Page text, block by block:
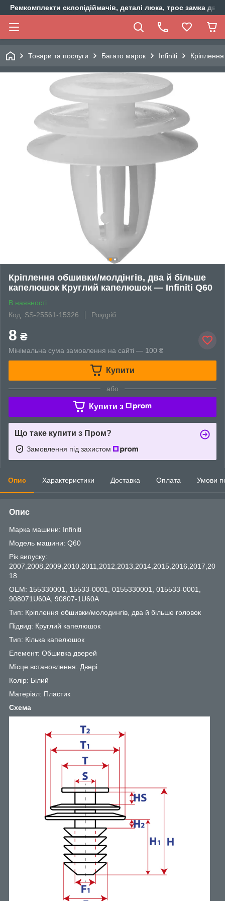
Ремкомплекти склопідіймачів, деталі люка, трос замка
Товари та послуги Багато марок Infiniti
Кріплення обшивки/молдінгів, два й більше
капелюшок Круглий капелюшок — Infiniti Q60
В наявності
Код: SS-25561-15326
Роздріб
8 ₴
Мінімальна сума замовлення на сайті — 100 ₴
Купити
або
Купити з
Що таке купити з Пром?
Замовлення під захистом
Опис Характеристики Доставка Оплата Умови
Опис
Марка машини: Infiniti
Модель машини: Q60
Рік випуску:
2007,2008,2009,2010,2011,2012,2013,2014,2015,2016,2017,20
18
OEM: 155330001, 15533-0001, 0155330001, 015533-0001,
908071U60A, 90807-1U60A
Тип: Кріплення обшивки/молодингів, два й більше головок
Підвид: Круглий капелюшок
Тип: Кілька капелюшок
Елемент: Обшивка дверей
Місце встановлення: Двері
Колір: Білий
Матеріал: Пластик
Схема